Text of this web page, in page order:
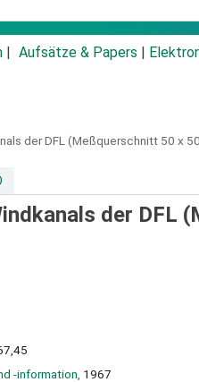
Aufsätze & Papers
der DFL (Meßquerschnitt 50 x
der DFL
-information, 1967